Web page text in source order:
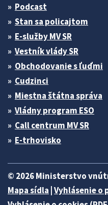
Podcast
Stan sa policajtom
E-služby MV SR
Vestník vlády SR
Obchodovanie s ľuďmi
Cudzinci
Miestna štátna správa
Vládny program ESO
Call centrum MV SR
E-trhovisko
© 2026 Ministerstvo
Mapa sídla Vyhlásenie